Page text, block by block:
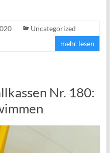
Uncategorized
mehr lesen
Nr. 180: